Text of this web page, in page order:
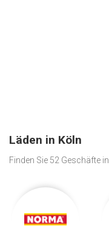
Läden in Köln
Finden Sie 52 Geschäfte in